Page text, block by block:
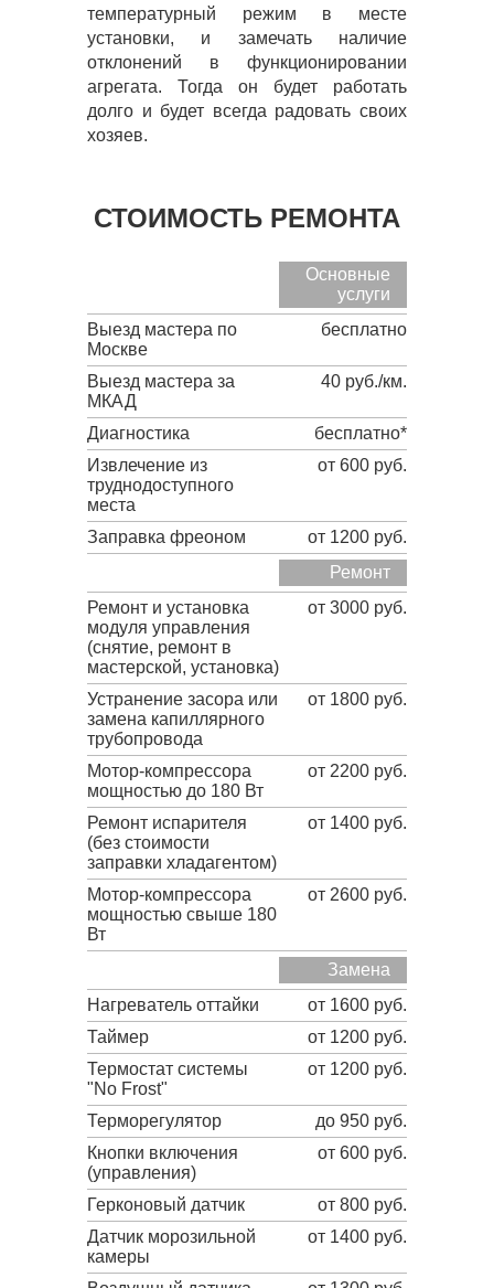
температурный режим в месте
установки, и замечать наличие
отклонений в функционировании
агрегата. Тогда он будет работать
долго и будет всегда радовать своих
хозяев.
СТОИМОСТЬ РЕМОНТА
Основные
услуги
Выезд мастера по
Москве
бесплатно
Выезд мастера за
МКАД
40 руб./км.
Диагностика
бесплатно*
Извлечение из
труднодоступного
места
от 600 руб.
Заправка фреоном
от 1200 руб.
Ремонт
Ремонт и установка
модуля управления
(снятие, ремонт в
мастерской, установка)
от 3000 руб.
Устранение засора или
замена капиллярного
трубопровода
от 1800 руб.
Мотор-компрессора
мощностью до 180 Вт
от 2200 руб.
Ремонт испарителя
(без стоимости
заправки хладагентом)
от 1400 руб.
Мотор-компрессора
мощностью свыше 180
Вт
от 2600 руб.
Замена
Нагреватель оттайки
от 1600 руб.
Таймер
от 1200 руб.
Термостат системы
"No Frost"
от 1200 руб.
Терморегулятор
до 950 руб.
Кнопки включения
(управления)
от 600 руб.
Герконовый датчик
от 800 руб.
Датчик морозильной
камеры
от 1400 руб.